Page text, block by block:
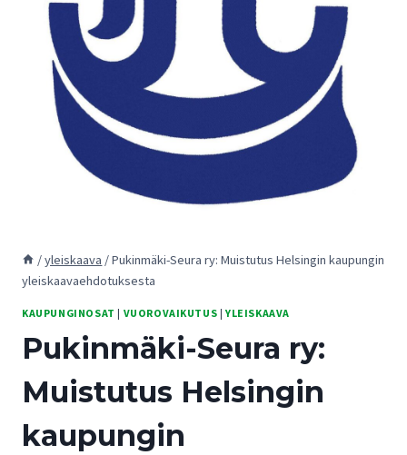
/yleiskaava /Pukinmäki-Seura ry: Muistutus Helsingin kaupungin
yleiskaavaehdotuksesta
KAUPUNGINOSAT | VUOROVAIKUTUS |YLEISKAAVA
Pukinmäki-Seura ry:
Muistutus Helsingin
kaupungin